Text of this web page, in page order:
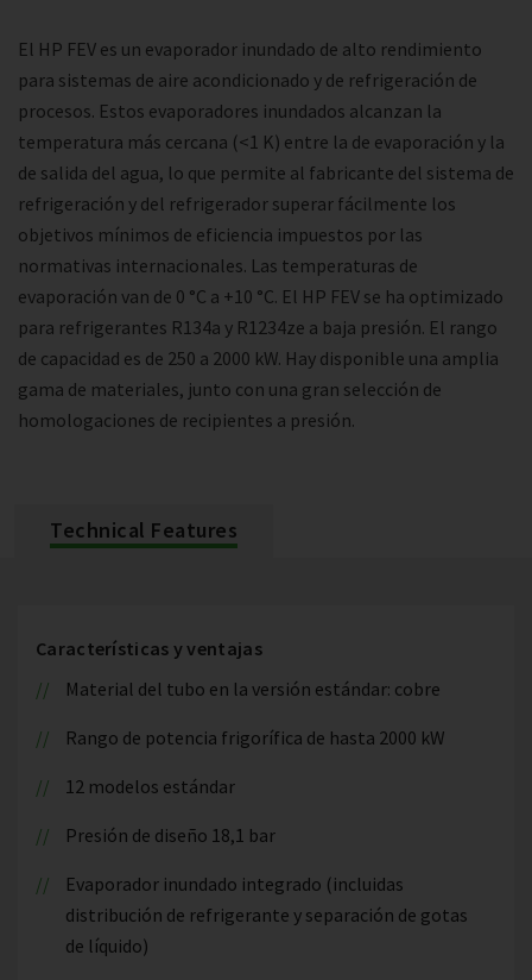
El HP FEV es un evaporador inundado de alto rendimiento
para sistemas de aire acondicionado y de refrigeración de
procesos. Estos evaporadores inundados alcanzan la
temperatura más cercana (<1 K) entre la de evaporación y la
de salida del agua, lo que permite al fabricante del sistema de
refrigeración y del refrigerador superar fácilmente los
objetivos mínimos de eficiencia impuestos por las
normativas internacionales. Las temperaturas de
evaporación van de 0 °C a +10 °C. El HP FEV se ha optimizado
para refrigerantes R134a y R1234ze a baja presión. El rango
de capacidad es de 250 a 2000 kW. Hay disponible una amplia
gama de materiales, junto con una gran selección de
homologaciones de recipientes a presión.
Technical Features
Características y ventajas
Material del tubo en la versión estándar: cobre
Rango de potencia frigorífica de hasta 2000 kW
12 modelos estándar
Presión de diseño 18,1 bar
Evaporador inundado integrado (incluidas
distribución de refrigerante y separación de gotas
de líquido)